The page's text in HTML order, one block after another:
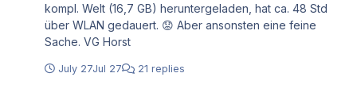
kompl. Welt (16,7 GB) heruntergeladen, hat ca. 48 Std
über WLAN gedauert. 😟 Aber ansonsten eine feine
Sache. VG Horst
July 27Jul 27 21 replies